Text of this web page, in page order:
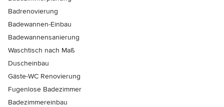
Badrenovierung
Badewannen-Einbau
Badewannensanierung
Waschtisch nach Maß
Duscheinbau
Gäste-WC Renovierung
Fugenlose Badezimmer
Badezimmereinbau